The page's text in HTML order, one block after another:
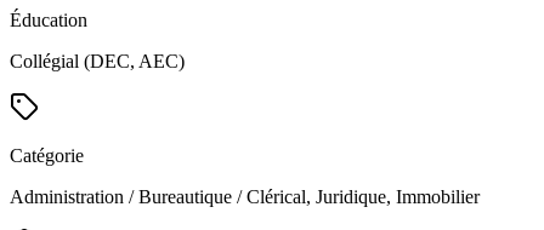
Éducation
Collégial (DEC, AEC)
Catégorie
Administration / Bureautique / Clérical, Juridique, Immobilier